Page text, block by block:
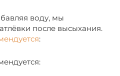
воду, мы
после высыхания.
: